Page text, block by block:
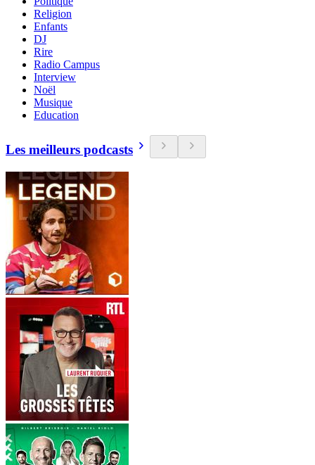
Religion
Enfants
DJ
Rire
Radio Campus
Interview
Noël
Musique
Education
Les meilleurs podcasts